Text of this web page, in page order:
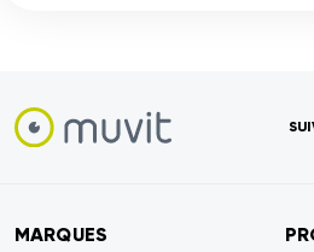
MARQUES